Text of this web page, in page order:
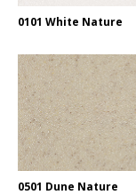
0101 White Nature
0501 Dune Nature